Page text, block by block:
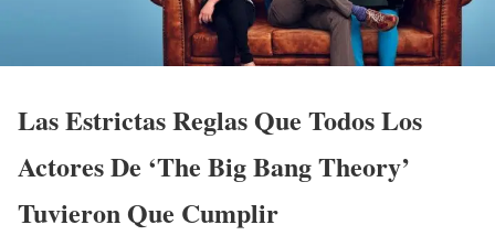
Las Estrictas Reglas Que Todos Los
Actores De ‘The Big Bang Theory’
Tuvieron Que Cumplir